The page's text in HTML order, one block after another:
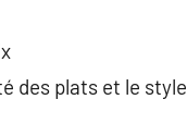
des plats et le